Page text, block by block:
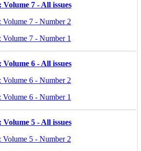
2023: Volume 7 - All issues
2023: Volume 7 - Number 2
2023: Volume 7 - Number 1
2022: Volume 6 - All issues
2022: Volume 6 - Number 2
2022: Volume 6 - Number 1
2021: Volume 5 - All issues
2021: Volume 5 - Number 2